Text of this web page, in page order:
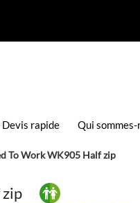
Devis rapide Qui sommes-
To Work WK905 Half zip